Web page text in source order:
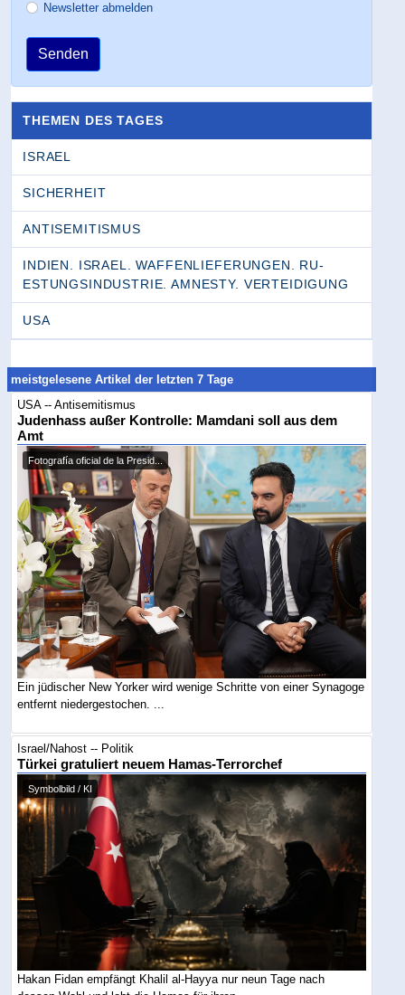
Newsletter abmelden
Senden
THEMEN DES TAGES
ISRAEL
SICHERHEIT
ANTISEMITISMUS
INDIEN. ISRAEL. WAFFENLIEFERUNGEN. RU­
ESTUNGSINDUSTRIE. AMNESTY. VERTEIDIGUNG
USA
meistgelesene Artikel der letzten 7 Tage
USA -- Antisemitismus
Judenhass außer Kontrolle: Mamdani soll aus dem
Amt
Fotografía oficial de la Presid...
Ein jüdischer New Yorker wird wenige Schritte von einer Synagoge
entfernt niedergestochen. ...
Israel/Nahost -- Politik
Türkei gratuliert neuem Hamas-Terrorchef
Symbolbild / KI
Hakan Fidan empfängt Khalil al-Hayya nur neun Tage nach